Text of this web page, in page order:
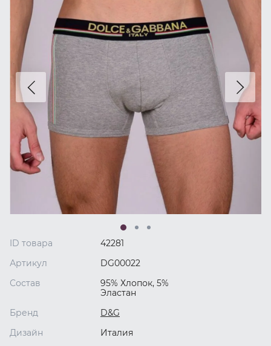
ID товара
42281
Артикул
DG00022
Состав
95% Хлопок, 5%
Эластан
Бренд
D&G
Дизайн
Италия